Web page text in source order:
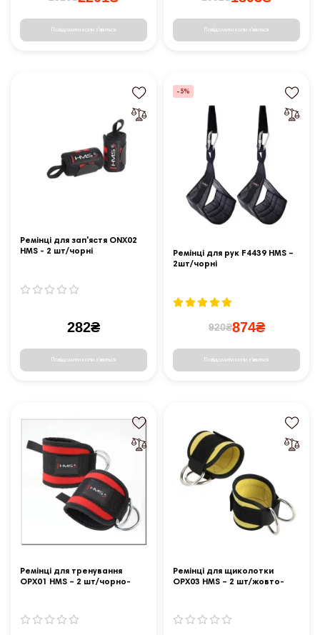
Повідомити коли з'явиться Повідомити коли з'явиться
Ремінці для зап'ястя ONX02
HMS - 2 шт/чорні
282₴
Повідомити коли з'явиться
-5%
Ремінці для рук F4439 HMS –
2шт/чорні
920₴874₴
Повідомити коли з'явиться
Ремінці для тренування
OPX01 HMS – 2 шт/чорно-
Ремінці для щиколотки
OPX03 HMS – 2 шт/жовто-